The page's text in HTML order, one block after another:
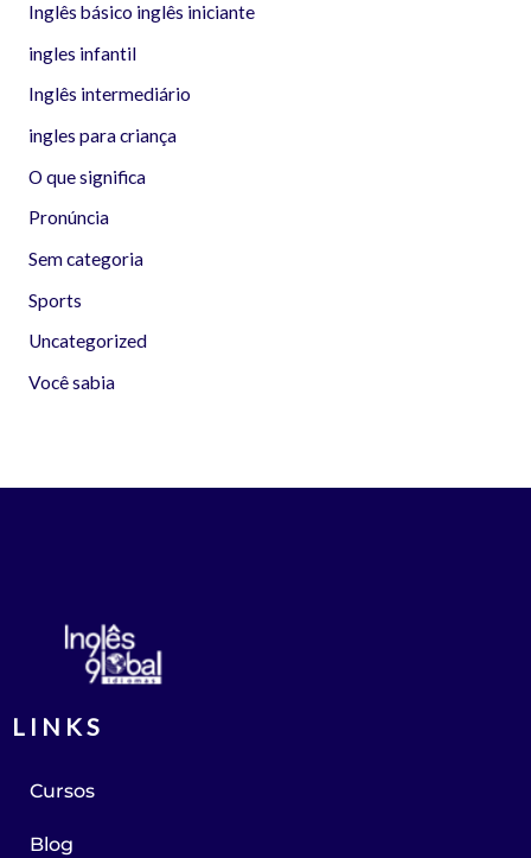
Inglês básico inglês iniciante
ingles infantil
Inglês intermediário
ingles para criança
O que significa
Pronúncia
Sem categoria
Sports
Uncategorized
Você sabia
LINKS
Cursos
Blog